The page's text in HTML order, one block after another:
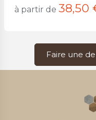
à partir de 38,50
Faire une